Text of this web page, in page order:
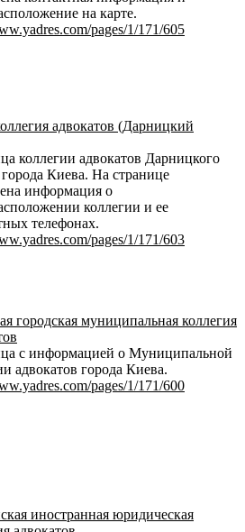
на карте.
pages/1/171/605
адвокатов (Дарницкий
коллегии адвокатов Дарницкого
Киева. На странице
информация о
коллегии и ее
телефонах.
pages/1/171/603
городская муниципальная коллегия
с информацией о Муниципальной
адвокатов города Киева.
pages/1/171/600
иностранная юридическая